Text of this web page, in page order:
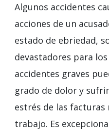
Algunos accidentes
acciones de un
estado de ebriedad,
devastadores para
accidentes graves
grado de dolor y
estrés de las facturas
trabajo. Es